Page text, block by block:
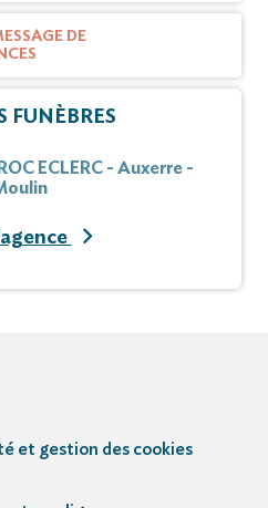
DE
FUNÈBRES
ECLERC - Auxerre -
et gestion des cookies